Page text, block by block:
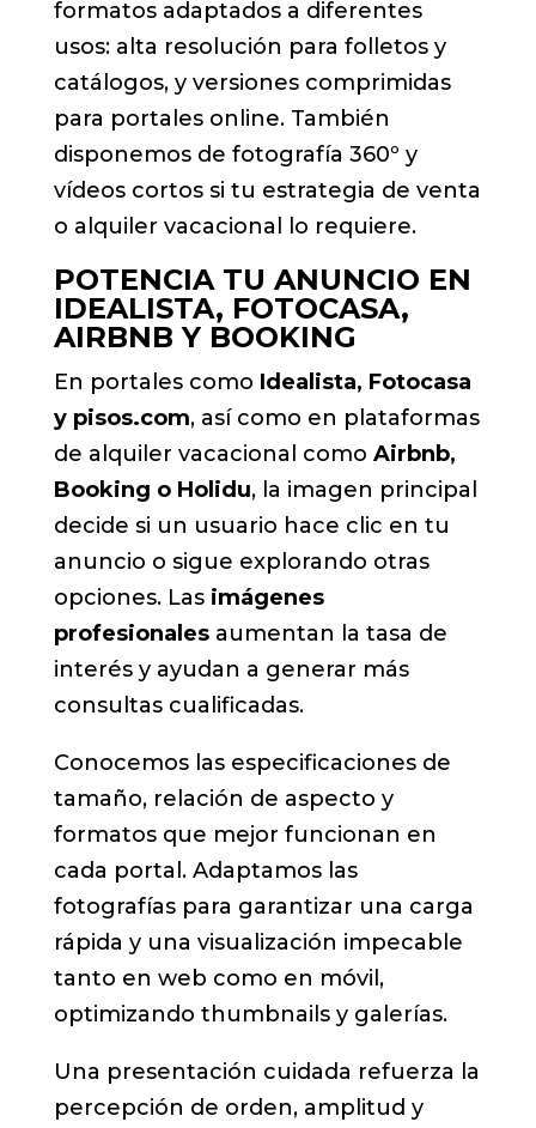
formatos adaptados a diferentes
usos: alta resolución para folletos y
catálogos, y versiones comprimidas
para portales online. También
disponemos de fotografía 360º y
vídeos cortos si tu estrategia de venta
o alquiler vacacional lo requiere.
POTENCIA TU ANUNCIO EN
IDEALISTA, FOTOCASA,
AIRBNB Y BOOKING
En portales como Idealista, Fotocasa
y pisos.com, así como en plataformas
de alquiler vacacional como Airbnb,
Booking o Holidu, la imagen principal
decide si un usuario hace clic en tu
anuncio o sigue explorando otras
opciones. Las imágenes
profesionalesaumentan la tasa de
interés y ayudan a generar más
consultas cualificadas.
Conocemos las especificaciones de
tamaño, relación de aspecto y
formatos que mejor funcionan en
cada portal. Adaptamos las
fotografías para garantizar una carga
rápida y una visualización impecable
tanto en web como en móvil,
optimizando thumbnails y galerías.
Una presentación cuidada refuerza la
percepción de orden, amplitud y